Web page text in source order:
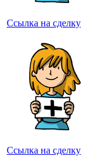
Ссылка на сделку
Ссылка на сделку